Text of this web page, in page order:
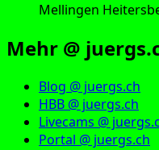
Mellingen
Mehr @
Blog @ juergs.ch
HBB @ juergs.ch
Livecams @
Portal @ juergs.ch